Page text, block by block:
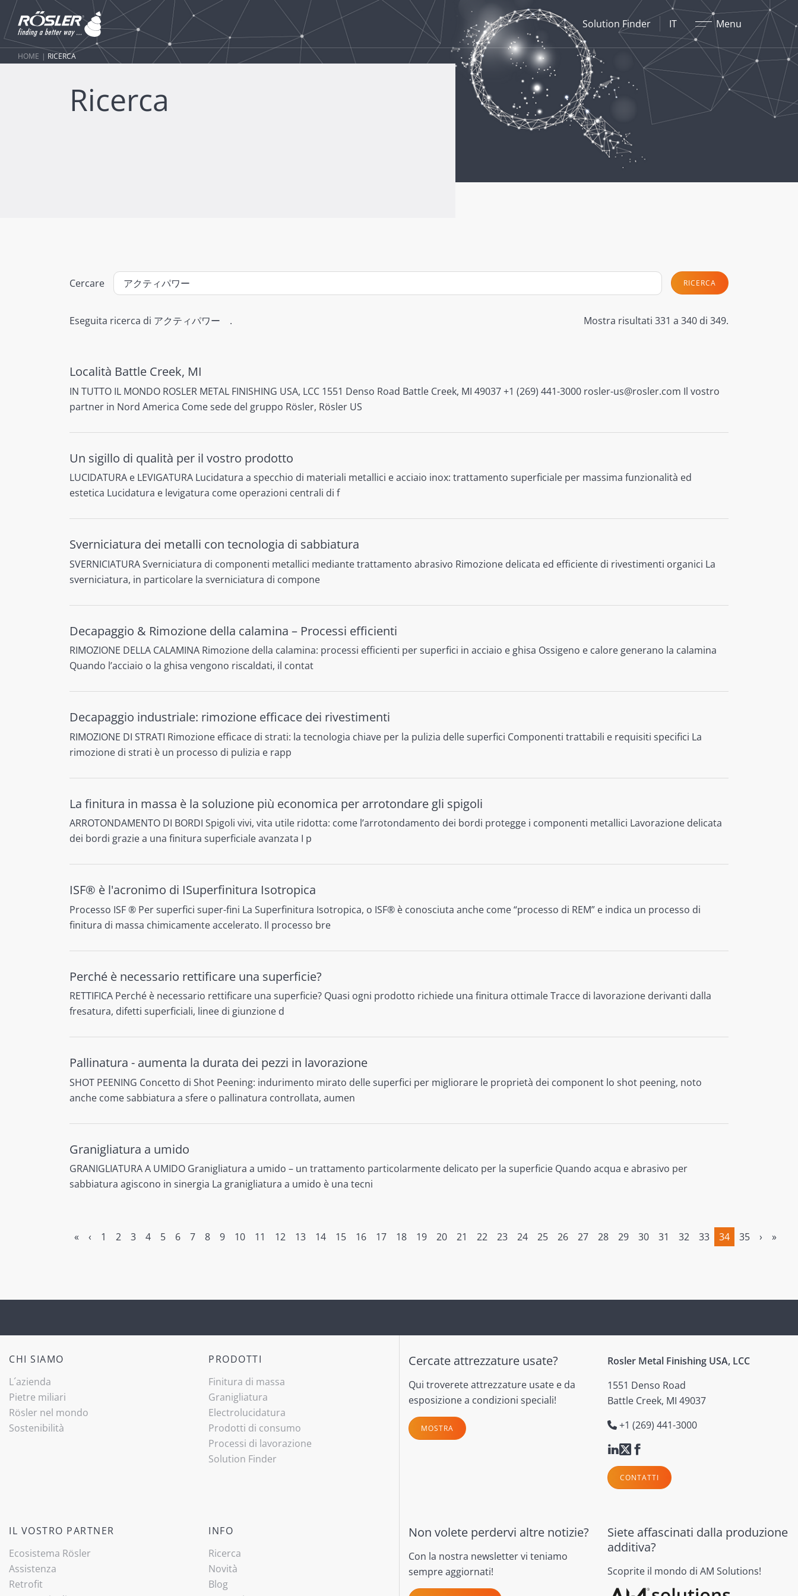
Solution Finder IT Menu
Chiudere
HOME RICERCA
Ricerca
Cercare RICERCA
Eseguita ricerca di アクティパワー . Mostra risultati 331 a 340 di 349.
Località Battle Creek, MI
IN TUTTO IL MONDO ROSLER METAL FINISHING USA, LCC 1551 Denso Road Battle Creek, MI 49037 +1 (269) 441-3000 rosler-us@rosler.com Il vostro
partner in Nord America Come sede del gruppo Rösler, Rösler US
Un sigillo di qualità per il vostro prodotto
LUCIDATURA e LEVIGATURA Lucidatura a specchio di materiali metallici e acciaio inox: trattamento superficiale per massima funzionalità ed
estetica Lucidatura e levigatura come operazioni centrali di f
Sverniciatura dei metalli con tecnologia di sabbiatura
SVERNICIATURA Sverniciatura di componenti metallici mediante trattamento abrasivo Rimozione delicata ed efficiente di rivestimenti organici La
sverniciatura, in particolare la sverniciatura di compone
Decapaggio & Rimozione della calamina – Processi efficienti
RIMOZIONE DELLA CALAMINA Rimozione della calamina: processi efficienti per superfici in acciaio e ghisa Ossigeno e calore generano la calamina
Quando l’acciaio o la ghisa vengono riscaldati, il contat
Decapaggio industriale: rimozione efficace dei rivestimenti
RIMOZIONE DI STRATI Rimozione efficace di strati: la tecnologia chiave per la pulizia delle superfici Componenti trattabili e requisiti specifici La
rimozione di strati è un processo di pulizia e rapp
La finitura in massa è la soluzione più economica per arrotondare gli spigoli
ARROTONDAMENTO DI BORDI Spigoli vivi, vita utile ridotta: come l’arrotondamento dei bordi protegge i componenti metallici Lavorazione delicata
dei bordi grazie a una finitura superficiale avanzata I p
ISF® è l'acronimo di ISuperfinitura Isotropica
Processo ISF ® Per superfici super-fini La Superfinitura Isotropica, o ISF® è conosciuta anche come “processo di REM” e indica un processo di
finitura di massa chimicamente accelerato. Il processo bre
Perché è necessario rettificare una superficie?
RETTIFICA Perché è necessario rettificare una superficie? Quasi ogni prodotto richiede una finitura ottimale Tracce di lavorazione derivanti dalla
fresatura, difetti superficiali, linee di giunzione d
Pallinatura - aumenta la durata dei pezzi in lavorazione
SHOT PEENING Concetto di Shot Peening: indurimento mirato delle superfici per migliorare le proprietà dei component lo shot peening, noto
anche come sabbiatura a sfere o pallinatura controllata, aumen
Granigliatura a umido
GRANIGLIATURA A UMIDO Granigliatura a umido – un trattamento particolarmente delicato per la superficie Quando acqua e abrasivo per
sabbiatura agiscono in sinergia La granigliatura a umido è una tecni
« ‹ 1 2 3 4 5 6 7 8 9 10 11 12 13 14 15 16 17 18 19 20 21 22 23 24 25 26 27 28 29 30 31 32 33
34
35 › »
Rosler Metal Finishing USA, LCC
1551 Denso Road
Battle Creek, MI 49037
+1 (269) 441-3000
CONTATTI
CHI SIAMO
L´azienda
Pietre miliari
Rösler nel mondo
Sostenibilità
PRODOTTI
Finitura di massa
Granigliatura
Electrolucidatura
Prodotti di consumo
Processi di lavorazione
Solution Finder
IL VOSTRO PARTNER
Ecosistema Rösler
Assistenza
Retrofit
INFO
Ricerca
Novità
Blog
Cercate attrezzature usate?
Qui troverete attrezzature usate e da
esposizione a condizioni speciali!
MOSTRA
Non volete perdervi altre notizie?
Con la nostra newsletter vi teniamo
sempre aggiornati!
Siete affascinati dalla produzione
additiva?
Scoprite il mondo di AM Solutions!